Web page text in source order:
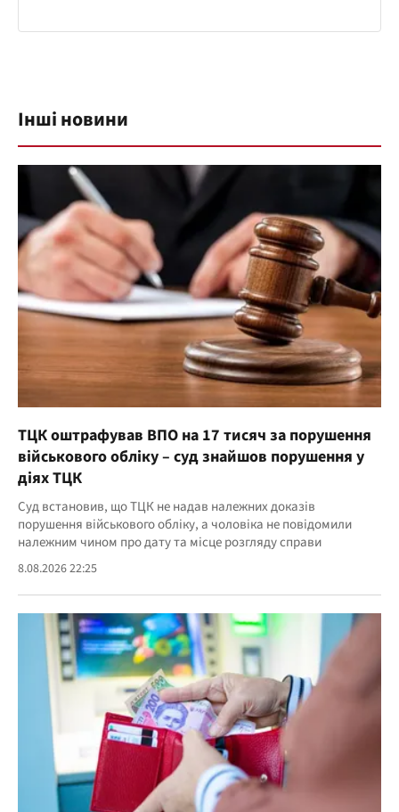
Інші новини
ТЦК оштрафував ВПО на 17 тисяч за порушення
військового обліку – суд знайшов порушення у
діях ТЦК
Суд встановив, що ТЦК не надав належних доказів
порушення військового обліку, а чоловіка не повідомили
належним чином про дату та місце розгляду справи
8.08.2026 22:25